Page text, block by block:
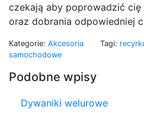
czekają aby poprowadzić cię
oraz dobrania odpowiedniej
Kategorie: Akcesoria
samochodowe
Tagi:
Podobne wpisy
Dywaniki welurowe